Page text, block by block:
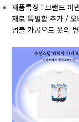
재품특징 : 브랜드 어
재로 특별함 추가 /
덤블 가공으로 옷의